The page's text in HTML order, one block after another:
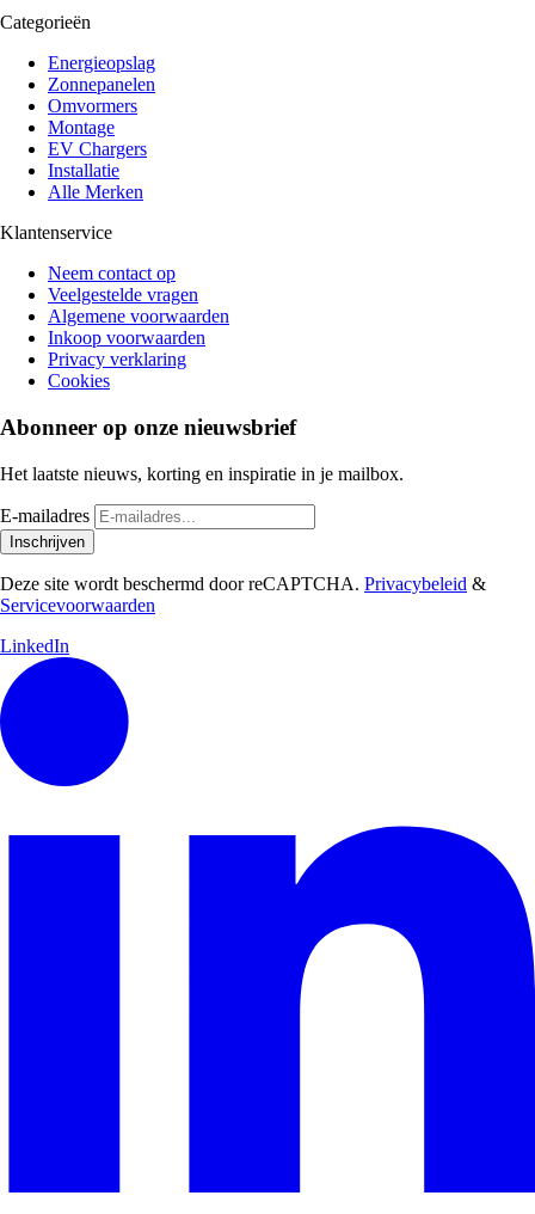
Categorieën
Energieopslag
Zonnepanelen
Omvormers
Montage
EV Chargers
Installatie
Alle Merken
Klantenservice
Neem contact op
Veelgestelde vragen
Algemene voorwaarden
Inkoop voorwaarden
Privacy verklaring
Cookies
Abonneer op onze nieuwsbrief
Het laatste nieuws, korting en inspiratie in je mailbox.
E-mailadres
Inschrijven
Deze site wordt beschermd door reCAPTCHA. Privacybeleid &
Servicevoorwaarden
LinkedIn